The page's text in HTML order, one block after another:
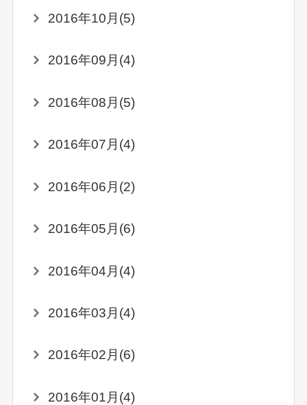
2016年10月(5)
2016年09月(4)
2016年08月(5)
2016年07月(4)
2016年06月(2)
2016年05月(6)
2016年04月(4)
2016年03月(4)
2016年02月(6)
2016年01月(4)